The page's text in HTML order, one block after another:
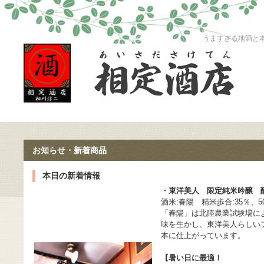
うますぎる地酒と
お知らせ・新着商品
本日の新着情報
・東洋美人 限定純米吟醸
酒米:春陽 精米歩合:35％、
「春陽」は北陸農業試験場
味を生かし、東洋美人らし
本に仕上がっています。
【暑い日に最適！